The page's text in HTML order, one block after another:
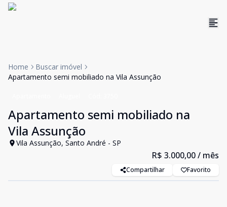
Home
Buscar imóvel
Apartamento semi mobiliado na Vila Assunção
Apartamento semi mobiliado na
Vila Assunção
Vila Assunção, Santo André - SP
R$ 3.000,00/ mês
Compartilhar Favorito